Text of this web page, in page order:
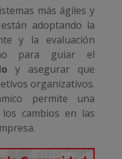
más ágiles y
adoptando la
y la evaluación
para guiar el
y asegurar que
organizativos.
permite una
cambios en las